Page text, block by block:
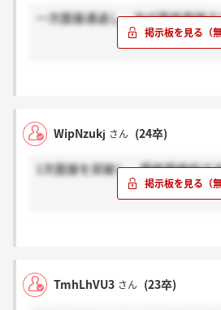
一次面接通過し、次が最終面接
WipNzukj さん (24卒)
1次面接を突破し、最終面接前で
TmhLhVU3 さん (23卒)